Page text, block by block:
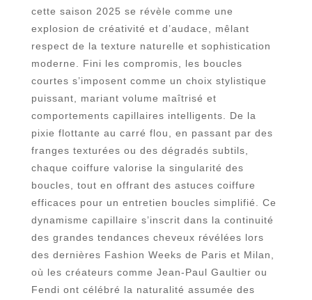
cette saison 2025 se révèle comme une
explosion de créativité et d’audace, mêlant
respect de la texture naturelle et sophistication
moderne. Fini les compromis, les boucles
courtes s’imposent comme un choix stylistique
puissant, mariant volume maîtrisé et
comportements capillaires intelligents. De la
pixie flottante au carré flou, en passant par des
franges texturées ou des dégradés subtils,
chaque coiffure valorise la singularité des
boucles, tout en offrant des astuces coiffure
efficaces pour un entretien boucles simplifié. Ce
dynamisme capillaire s’inscrit dans la continuité
des grandes tendances cheveux révélées lors
des dernières Fashion Weeks de Paris et Milan,
où les créateurs comme Jean-Paul Gaultier ou
Fendi ont célébré la naturalité assumée des